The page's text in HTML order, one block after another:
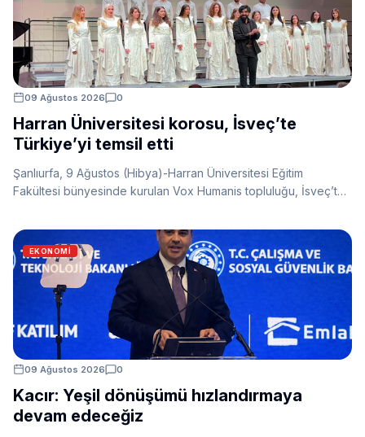
09 Ağustos 2026 0
Harran Üniversitesi korosu, İsveç’te
Türkiye’yi temsil etti
Şanlıurfa, 9 Ağustos (Hibya)-Harran Üniversitesi Eğitim
Fakültesi bünyesinde kurulan Vox Humanis topluluğu, İsveç’te
ve Vokal Topluluklar” kategorisinde katıldı.
EKONOMI
09 Ağustos 2026 0
Kacır: Yeşil dönüşümü hızlandırmaya
devam edeceğiz